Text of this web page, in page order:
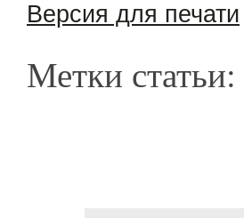
Версия для печати
Метки статьи: